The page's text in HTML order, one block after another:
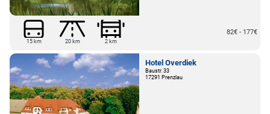
15 km 20 km 2 km
82€ - 177€
Hotel Overdiek
Baustr. 33
17291 Prenzlau